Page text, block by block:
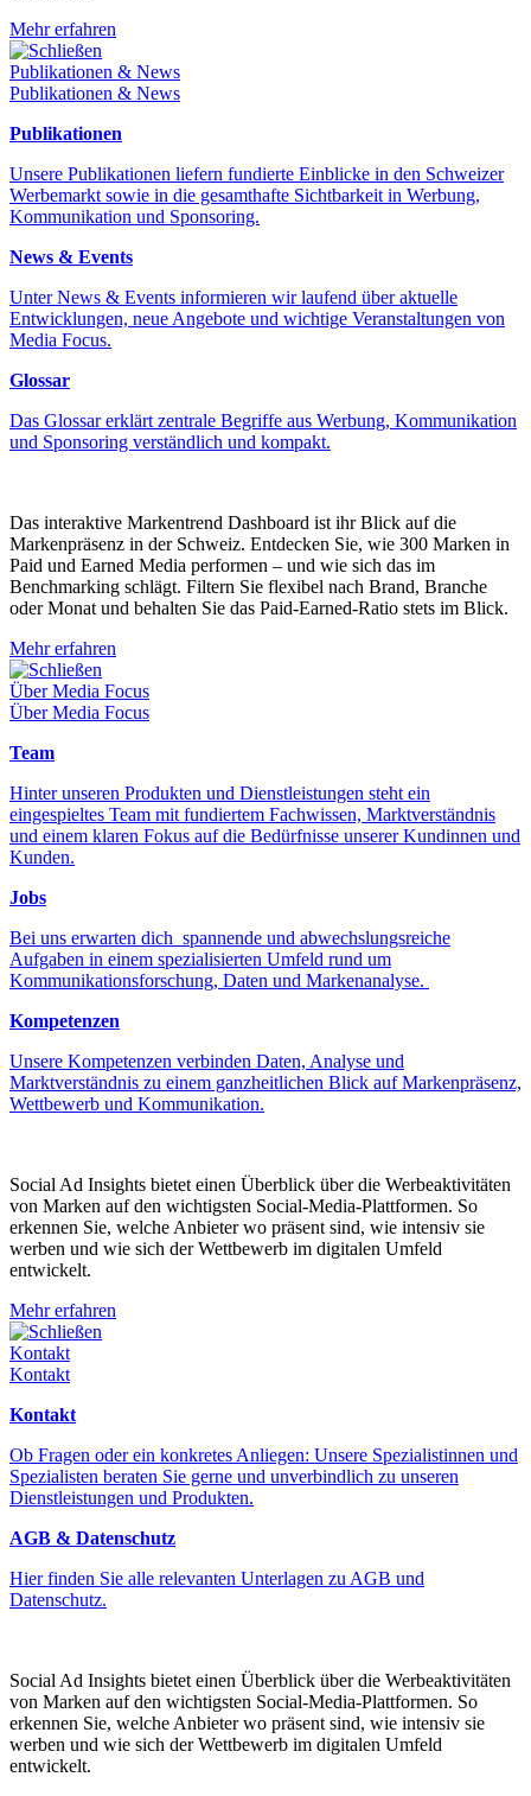
Mehr erfahren
Schließen
Publikationen & News
Publikationen & News
Publikationen
Unsere Publikationen liefern fundierte Einblicke in den Schweizer
Werbemarkt sowie in die gesamthafte Sichtbarkeit in Werbung,
Kommunikation und Sponsoring.
News & Events
Unter News & Events informieren wir laufend über aktuelle
Entwicklungen, neue Angebote und wichtige Veranstaltungen von
Media Focus.
Glossar
Das Glossar erklärt zentrale Begriffe aus Werbung, Kommunikation
und Sponsoring verständlich und kompakt.
Das interaktive Markentrend Dashboard ist ihr Blick auf die
Markenpräsenz in der Schweiz. Entdecken Sie, wie 300 Marken in
Paid und Earned Media performen – und wie sich das im
Benchmarking schlägt. Filtern Sie flexibel nach Brand, Branche
oder Monat und behalten Sie das Paid-Earned-Ratio stets im Blick.
Mehr erfahren
Schließen
Über Media Focus
Über Media Focus
Team
Hinter unseren Produkten und Dienstleistungen steht ein
eingespieltes Team mit fundiertem Fachwissen, Marktverständnis
und einem klaren Fokus auf die Bedürfnisse unserer Kundinnen und
Kunden.
Jobs
Bei uns erwarten dich spannende und abwechslungsreiche
Aufgaben in einem spezialisierten Umfeld rund um
Kommunikationsforschung, Daten und Markenanalyse.
Kompetenzen
Unsere Kompetenzen verbinden Daten, Analyse und
Marktverständnis zu einem ganzheitlichen Blick auf Markenpräsenz,
Wettbewerb und Kommunikation.
Social Ad Insights bietet einen Überblick über die Werbeaktivitäten
von Marken auf den wichtigsten Social-Media-Plattformen. So
erkennen Sie, welche Anbieter wo präsent sind, wie intensiv sie
werben und wie sich der Wettbewerb im digitalen Umfeld
entwickelt.
Mehr erfahren
Schließen
Kontakt
Kontakt
Kontakt
Ob Fragen oder ein konkretes Anliegen: Unsere Spezialistinnen und
Spezialisten beraten Sie gerne und unverbindlich zu unseren
Dienstleistungen und Produkten.
AGB & Datenschutz
Hier finden Sie alle relevanten Unterlagen zu AGB und
Datenschutz.
Social Ad Insights bietet einen Überblick über die Werbeaktivitäten
von Marken auf den wichtigsten Social-Media-Plattformen. So
erkennen Sie, welche Anbieter wo präsent sind, wie intensiv sie
werben und wie sich der Wettbewerb im digitalen Umfeld
entwickelt.